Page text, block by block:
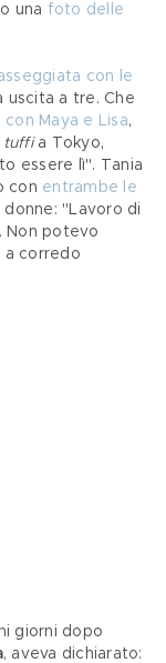
una foto delle
con le
uscita a tre. Che
con Maya e Lisa,
tuffi a Tokyo,
essere lì". Tania
con entrambe le
"Lavoro di
Non potevo
a corredo
giorni dopo
, aveva dichiarato: